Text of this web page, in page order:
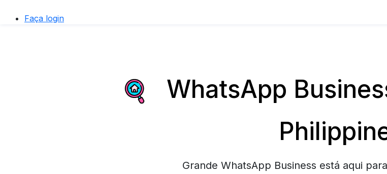
Faça login
WhatsApp
Grande WhatsApp Business está aqui